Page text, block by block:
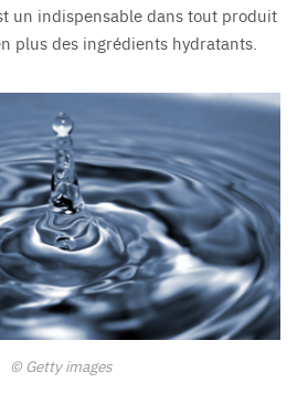
un indispensable dans tout produit
plus des ingrédients hydratants.
© Getty images